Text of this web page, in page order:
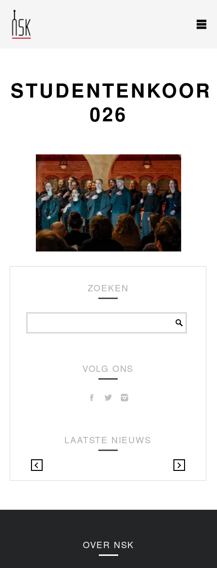
STUDENTENKOOR
026
ZOEKEN
VOLG ONS
LAATSTE NIEUWS
OVER NSK